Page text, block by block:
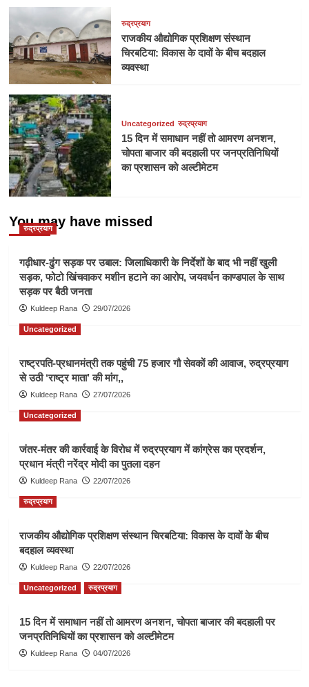
रुद्रप्रयाग
राजकीय औद्योगिक प्रशिक्षण संस्थान
चिरबटिया: विकास के दावों के बीच बदहाल
व्यवस्था
Uncategorized रुद्रप्रयाग
15 दिन में समाधान नहीं तो आमरण अनशन,
चोपता बाजार की बदहाली पर जनप्रतिनिधियों
का प्रशासन को अल्टीमेटम
You may have missed
रुद्रप्रयाग
गढ़ीधार-ढुंग सड़क पर उबाल: जिलाधिकारी के निर्देशों के बाद भी नहीं खुली
सड़क, फोटो खिंचवाकर मशीन हटाने का आरोप, जयवर्धन काण्डपाल के साथ
सड़क पर बैठी जनता
Kuldeep Rana 29/07/2026
Uncategorized
राष्ट्रपति-प्रधानमंत्री तक पहुंची 75 हजार गौ सेवकों की आवाज, रुद्रप्रयाग
से उठी ‘राष्ट्र माता’ की मांग,,
Kuldeep Rana 27/07/2026
Uncategorized
जंतर-मंतर की कार्रवाई के विरोध में रुद्रप्रयाग में कांग्रेस का प्रदर्शन,
प्रधान मंत्री नरेंद्र मोदी का पुतला दहन
Kuldeep Rana 22/07/2026
रुद्रप्रयाग
राजकीय औद्योगिक प्रशिक्षण संस्थान चिरबटिया: विकास के दावों के बीच
बदहाल व्यवस्था
Kuldeep Rana 22/07/2026
Uncategorized रुद्रप्रयाग
15 दिन में समाधान नहीं तो आमरण अनशन, चोपता बाजार की बदहाली पर
जनप्रतिनिधियों का प्रशासन को अल्टीमेटम
Kuldeep Rana 04/07/2026